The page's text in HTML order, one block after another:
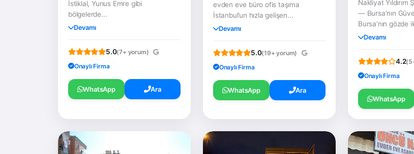
İstiklal, Yunus Emre gibi
bölgelerde...
Devamı
5.0(7+ yorum)
Onaylı Firma
WhatsApp Ara
evden eve büro ofis taşıma
İstanbul’un hızla gelişen...
Devamı
5.0(19+ yorum)
Onaylı Firma
WhatsApp Ara
Nakliyat
— Bursa’nın
Bursa’nın gözde
Devamı
4.2
Onaylı Firma
WhatsApp